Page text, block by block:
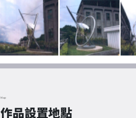
Map
作品設置地點